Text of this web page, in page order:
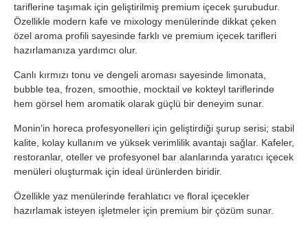
tariflerine taşımak için geliştirilmiş premium içecek şurubudur.
Özellikle modern kafe ve mixology menülerinde dikkat çeken
özel aroma profili sayesinde farklı ve premium içecek tarifleri
hazırlamanıza yardımcı olur.
Canlı kırmızı tonu ve dengeli aroması sayesinde limonata,
bubble tea, frozen, smoothie, mocktail ve kokteyl tariflerinde
hem görsel hem aromatik olarak güçlü bir deneyim sunar.
Monin’in horeca profesyonelleri için geliştirdiği şurup serisi; stabil
kalite, kolay kullanım ve yüksek verimlilik avantajı sağlar. Kafeler,
restoranlar, oteller ve profesyonel bar alanlarında yaratıcı içecek
menüleri oluşturmak için ideal ürünlerden biridir.
Özellikle yaz menülerinde ferahlatıcı ve floral içecekler
hazırlamak isteyen işletmeler için premium bir çözüm sunar.